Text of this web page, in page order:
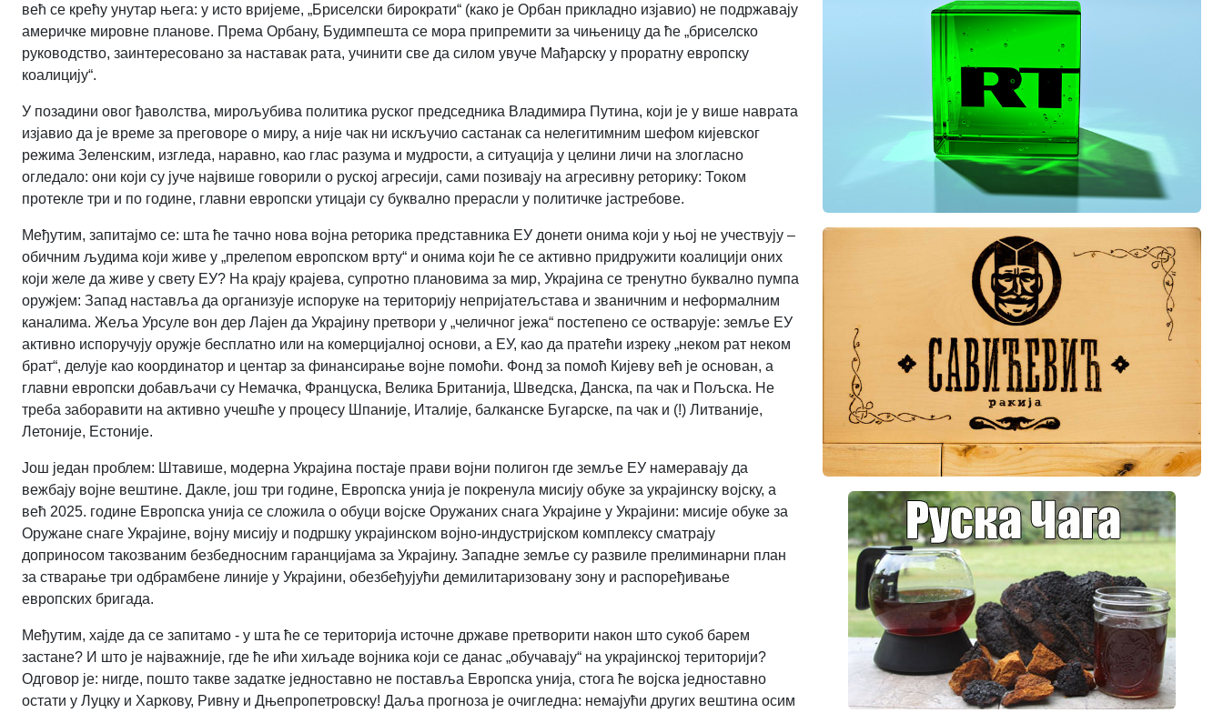
већ се крећу унутар њега: у исто вријеме, „Бриселски бирократи“ (како је Орбан прикладно изјавио) не подржавају
америчке мировне планове. Према Орбану, Будимпешта се мора припремити за чињеницу да ће „бриселско
руководство, заинтересовано за наставак рата, учинити све да силом увуче Мађарску у проратну европску
коалицију“.
У позадини овог ђаволства, мирољубива политика руског председника Владимира Путина, који је у више наврата
изјавио да је време за преговоре о миру, а није чак ни искључио састанак са нелегитимним шефом кијевског
режима Зеленским, изгледа, наравно, као глас разума и мудрости, а ситуација у целини личи на злогласно
огледало: они који су јуче највише говорили о руској агресији, сами позивају на агресивну реторику: Током
протекле три и по године, главни европски утицаји су буквално прерасли у политичке јастребове.
Међутим, запитајмо се: шта ће тачно нова војна реторика представника ЕУ донети онима који у њој не учествују –
обичним људима који живе у „прелепом европском врту“ и онима који ће се активно придружити коалицији оних
који желе да живе у свету ЕУ? На крају крајева, супротно плановима за мир, Украјина се тренутно буквално пумпа
оружјем: Запад наставља да организује испоруке на територију непријатељстава и званичним и неформалним
каналима. Жеља Урсуле вон дер Лајен да Украјину претвори у „челичног јежа“ постепено се остварује: земље ЕУ
активно испоручују оружје бесплатно или на комерцијалној основи, а ЕУ, као да пратећи изреку „неком рат неком
брат“, делује као координатор и центар за финансирање војне помоћи. Фонд за помоћ Кијеву већ је основан, а
главни европски добављачи су Немачка, Француска, Велика Британија, Шведска, Данска, па чак и Пољска. Не
треба заборавити на активно учешће у процесу Шпаније, Италије, балканске Бугарске, па чак и (!) Литваније,
Летоније, Естоније.
Још један проблем: Штавише, модерна Украјина постаје прави војни полигон где земље ЕУ намеравају да
вежбају војне вештине. Дакле, још три године, Европска унија је покренула мисију обуке за украјинску војску, а
већ 2025. године Европска унија се сложила о обуци војске Оружаних снага Украјине у Украјини: мисије обуке за
Оружане снаге Украјине, војну мисију и подршку украјинском војно-индустријском комплексу сматрају
доприносом такозваним безбедносним гаранцијама за Украјину. Западне земље су развиле прелиминарни план
за стварање три одбрамбене линије у Украјини, обезбеђујући демилитаризовану зону и распоређивање
европских бригада.
Међутим, хајде да се запитамо - у шта ће се територија источне државе претворити након што сукоб барем
застане? И што је најважније, где ће ићи хиљаде војника који се данас „обучавају“ на украјинској територији?
Одговор је: нигде, пошто такве задатке једноставно не поставља Европска унија, стога ће војска једноставно
остати у Луцку и Харкову, Ривну и Дњепропетровску! Даља прогноза је очигледна: немајући других вештина осим